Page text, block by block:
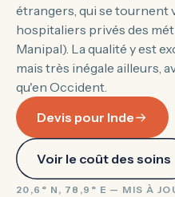
étrangers, qui se tournent
hospitaliers privés des
Manipal). La qualité y est
mais très inégale ailleurs,
qu'en Occident.
Devis pour Inde
Voir le coût des soins
20,6° N, 78,9° E — MIS À